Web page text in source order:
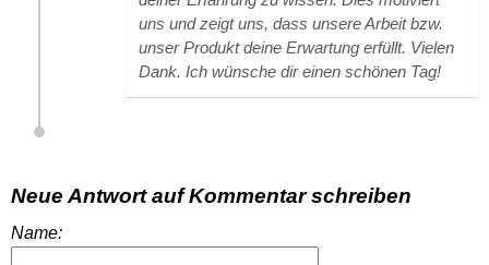
uns und zeigt uns, dass unsere Arbeit bzw.
unser Produkt deine Erwartung erfüllt. Vielen
Dank. Ich wünsche dir einen schönen Tag!
Neue Antwort auf Kommentar schreiben
Name: